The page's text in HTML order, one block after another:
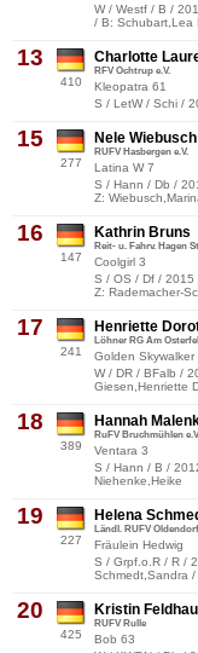
W / Westf / B /
/ B: Schubart,Lea
13
410
Charlotte
RFV Ochtrup e.V.
Kleopatra 61
S / LetW / Schi /
15
277
Nele Wiebusch
RUFV Hasbergen e.V.
Latina W 7
S / Hann / Db /
Z:
16
147
Kathrin Bruns
Reit- u. Fahrv. Hagen
Coolgirl 3
S / OS / Df / 2015
Z: Rademacher-
17
241
Henriette
Löhner RG Am
Golden Skywalker
W / DR / BFalb /
Giesen,Henriette
18
389
Hannah
RuFV Bruchmühlen e.V.
Ventara 3
S / Hann / B /
Niehenke,Heike
19
227
Helena
Ländl. RUFV Oldendorf
Fräulein Hedwig
S / Grpf.o.R / R /
Schmedt,Sandra /
20
425
Kristin
RUFV Rulle
Bob 63